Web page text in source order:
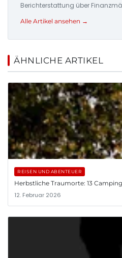
Berichterstattung über
Alle Artikel ansehen →
ÄHNLICHE ARTIKEL
REISEN UND ABENTEUER
Herbstliche Traumorte: 13
12. Februar 2026